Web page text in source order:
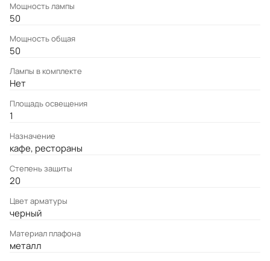
Мощность лампы
50
Мощность общая
50
Лампы в комплекте
Нет
Площадь освещения
1
Назначение
кафе, рестораны
Степень защиты
20
Цвет арматуры
черный
Материал плафона
металл